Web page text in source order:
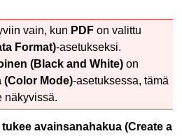
vain, kun PDF on valittu
Format)-asetukseksi.
(Black and White) on
(Color Mode)-asetuksessa, tämä
näkyvissä.
avainsanahakua (Create a